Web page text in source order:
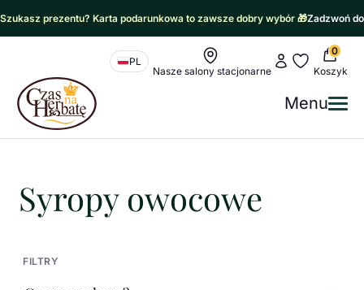
Szukasz prezentu? Karta podarunkowa to zawsze dobry wybór 🎁Zadzwoń
Czas na Herbatę Logo
PL
Nawigacja sklepu
Nasze salony stacjonarne
Moje konto
Moje ulubione
0
Koszyk
Menu
Czas na herbatę
Syropy owocowe
FILTRY